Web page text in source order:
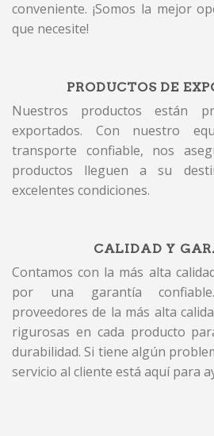
conveniente. ¡Somos la mejor
que necesite!
PRODUCTOS DE
Nuestros productos están
exportados. Con nuestro
transporte confiable, nos
productos lleguen a su
excelentes condiciones.
CALIDAD Y
Contamos con la más alta
por una garantía
proveedores de la más alta
rigurosas en cada producto
durabilidad. Si tiene algún
servicio al cliente está aquí para